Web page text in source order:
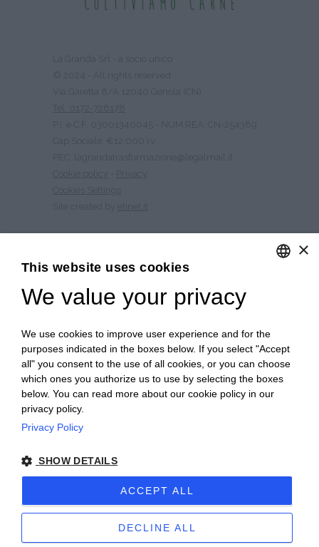
HISTORY
CONTACTS
QUALITY
WORK WITH US
Free shipping
for orders over € 120
×
This website uses cookies
We value your privacy
We use cookies to improve user experience and for the
purposes indicated in the boxes below. If you select "Accept
all" you consent to the use of all cookies, or you can choose
which ones you authorize us to use by selecting the boxes
below. You can read more about our cookie policy in our
privacy policy.
Privacy Policy
SHOW DETAILS
ACCEPT ALL
DECLINE ALL